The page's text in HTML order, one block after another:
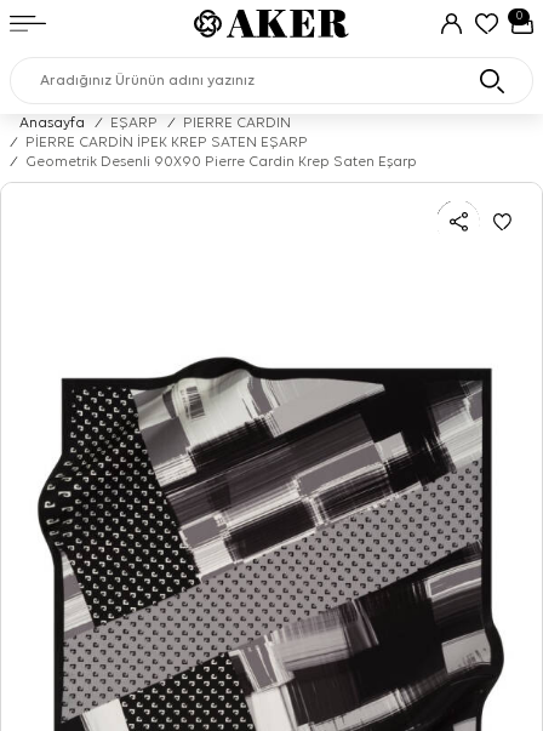
0
Anasayfa / EŞARP /
PIERRE CARDIN
/
PİERRE CARDİN İPEK KREP SATEN EŞARP
/
Geometrik Desenli 90X90 Pierre Cardin Krep Saten Eşarp